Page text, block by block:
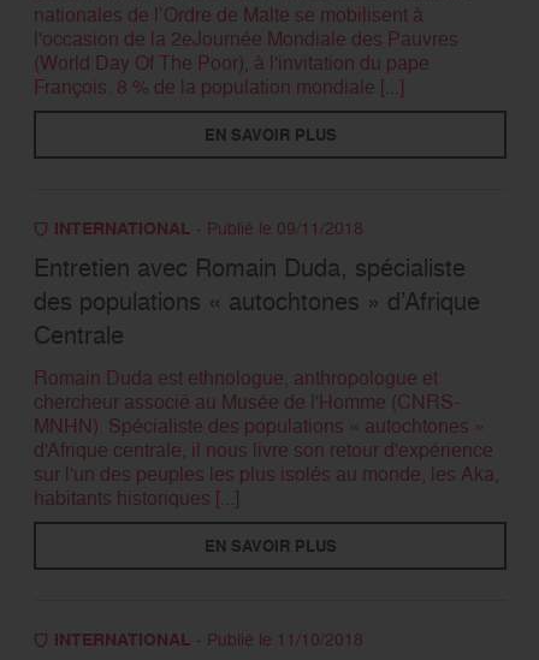
nationales de l’Ordre de Malte se mobilisent à
l'occasion de la 2eJournée Mondiale des Pauvres
(World Day Of The Poor), à l'invitation du pape
François. 8 % de la population mondiale [...]
EN SAVOIR PLUS
INTERNATIONAL - Publié le 09/11/2018
Entretien avec Romain Duda, spécialiste
des populations « autochtones » d’Afrique
Centrale
Romain Duda est ethnologue, anthropologue et
chercheur associé au Musée de l'Homme (CNRS-
MNHN). Spécialiste des populations « autochtones »
d'Afrique centrale, il nous livre son retour d'expérience
sur l'un des peuples les plus isolés au monde, les Aka,
habitants historiques [...]
EN SAVOIR PLUS
INTERNATIONAL - Publié le 11/10/2018